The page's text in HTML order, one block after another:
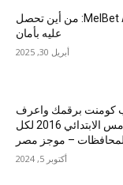
أحدث إصدار من MelBet APK: من أين تحصل
عليه بأمان
أبريل 30, 2025
5 .. اكتب كومنت برقمك واعرف
نتيجة الصف الخامس الابتدائي 2016 لكل
– موجز مصر
أكتوبر 5, 2024